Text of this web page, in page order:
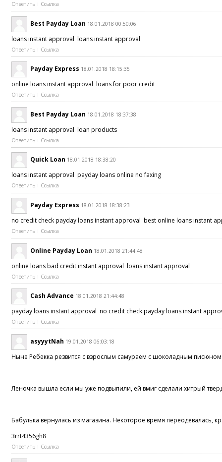
Ответить Ссылка
Best Payday Loan 18.01.2018 00:50:06
loans instant approval loans instant approval
Ответить Ссылка
Payday Express 18.01.2018 18:15:35
online loans instant approval loans for poor credit
Ответить Ссылка
Best Payday Loan 18.01.2018 18:37:38
loans instant approval loan products
Ответить Ссылка
Quick Loan 18.01.2018 18:38:20
loans instant approval payday loans online no faxing
Ответить Ссылка
Payday Express 18.01.2018 18:38:23
no credit check payday loans instant approval best online loans instant
Ответить Ссылка
Online Payday Loan 18.01.2018 21:44:48
online loans bad credit instant approval loans instant approval
Ответить Ссылка
Cash Advance 18.01.2018 21:44:48
payday loans instant approval no credit check payday loans instant
Ответить Ссылка
asyyytNah 19.01.2018 06:03:18
Ныне Ребекка резвится c взрослым самураем c шоколадным писюном
Леночка вышла если мы уже подвыпили, ей вмиг сделали хитрый
Бабулька вернулась из магазина. Некоторое время переодевалась,
3rrt4356gh8
Ответить Ссылка